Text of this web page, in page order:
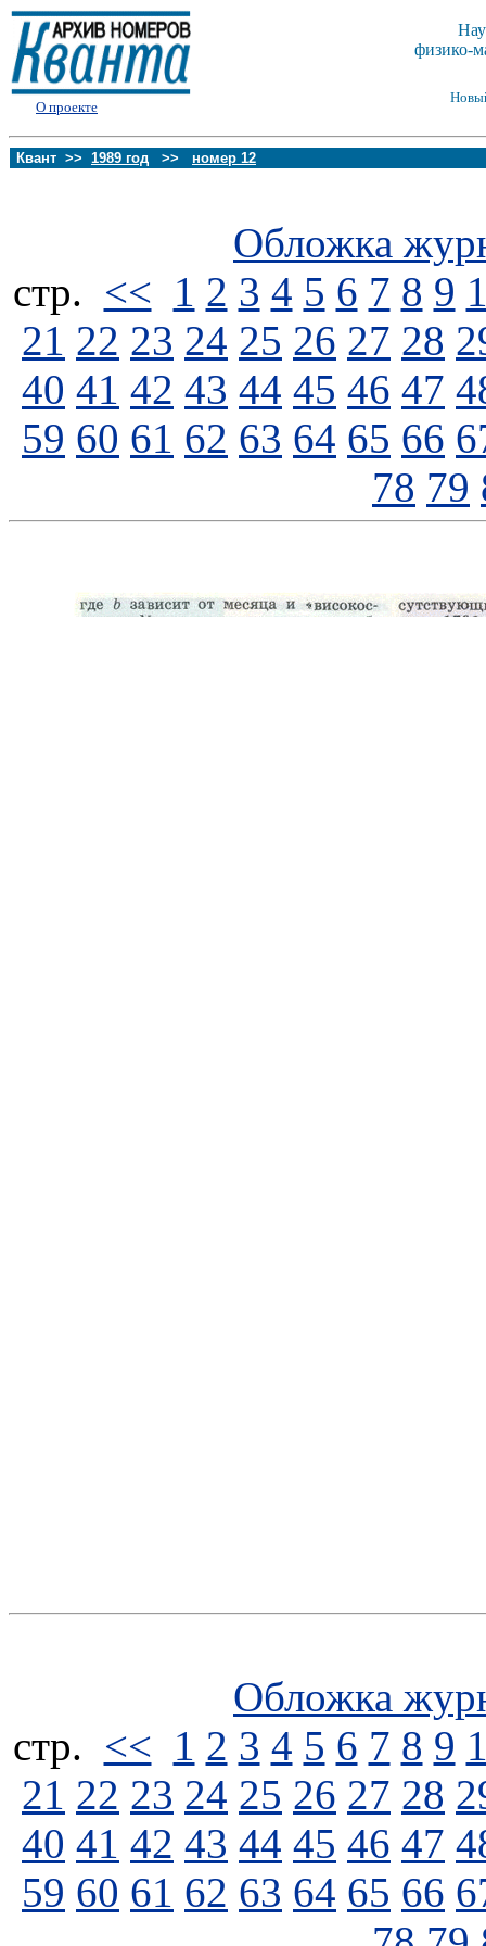
О проекте
физико-
Квант >> 1989 год >> номер 12
Обложка
стp. << 1 2 3 4 5 6 7 8 9
21 22 23 24 25 26 27 28
40 41 42 43 44 45 46 47
59 60 61 62 63 64 65 66
78 79
Обложка
стp. << 1 2 3 4 5 6 7 8 9
21 22 23 24 25 26 27 28
40 41 42 43 44 45 46 47
59 60 61 62 63 64 65 66